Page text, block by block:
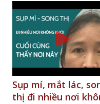
lác, song
nơi không
Quá
sụp mí